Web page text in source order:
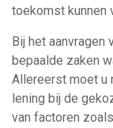
toekomst kunnen
Bij het aanvragen
bepaalde zaken
Allereerst moet u
lening bij de
van factoren